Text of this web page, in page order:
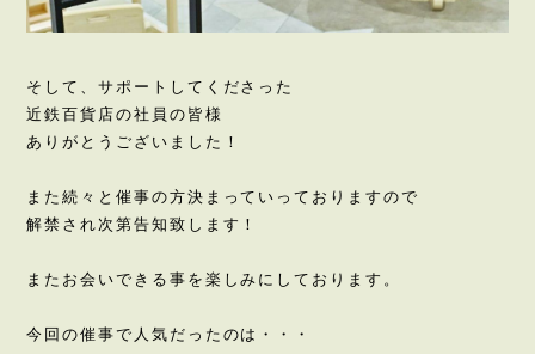
そして、サポートしてくださった
近鉄百貨店の社員の皆様
ありがとうございました！
また続々と催事の方決まっていっておりますので
解禁され次第告知致します！
またお会いできる事を楽しみにしております。
今回の催事で人気だったのは・・・